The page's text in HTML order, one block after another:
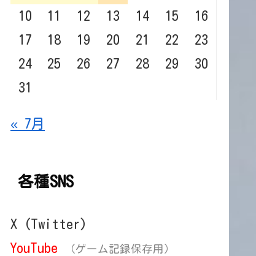
10
11 12 13 14 15
16
17
18 19 20 21 22
23
24
25 26 27 28 29
30
31
« 7月
各種SNS
X (Twitter)
YouTube
（ゲーム記録保存用）